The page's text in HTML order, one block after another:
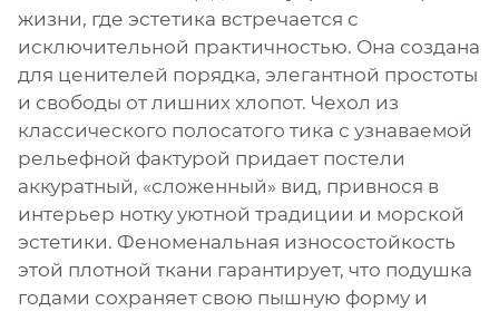
жизни, где эстетика встречается с
исключительной практичностью. Она создана
для ценителей порядка, элегантной простоты
и свободы от лишних хлопот. Чехол из
классического полосатого тика с узнаваемой
рельефной фактурой придает постели
аккуратный, «сложенный» вид, привнося в
интерьер нотку уютной традиции и морской
эстетики. Феноменальная износостойкость
этой плотной ткани гарантирует, что подушка
годами сохраняет свою пышную форму и